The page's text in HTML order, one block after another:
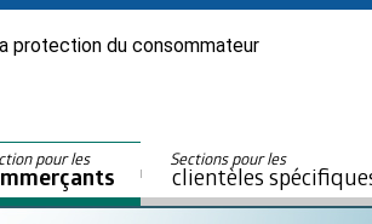
protection du consommateur
pour les Sections pour les
clientèles